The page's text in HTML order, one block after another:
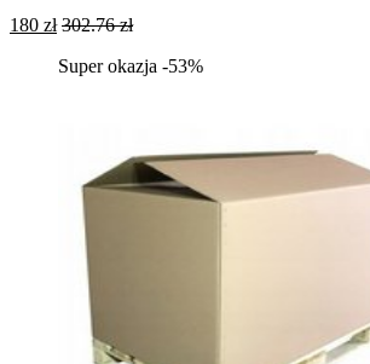
180 zł 302.76 zł
Super okazja -53%